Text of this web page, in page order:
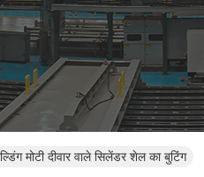
मोटी दीवार वाले सिलेंडर शेल का बुटिंग